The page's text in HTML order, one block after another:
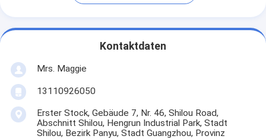
Kontaktdaten
Mrs. Maggie
13110926050
Erster Stock, Gebäude 7, Nr. 46, Shilou Road,
Abschnitt Shilou, Hengrun Industrial Park, Stadt
Shilou, Bezirk Panyu, Stadt Guangzhou, Provinz